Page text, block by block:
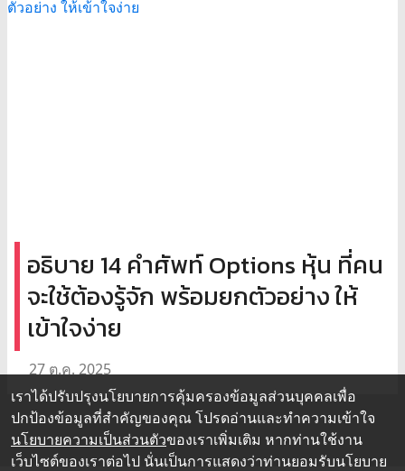
อธิบาย 14 คำศัพท์ Options หุ้น ที่คน
จะใช้ต้องรู้จัก พร้อมยกตัวอย่าง ให้
เข้าใจง่าย
27 ต.ค. 2025
เราได้ปรับปรุงนโยบายการคุ้มครองข้อมูลส่วนบุคคลเพื่อ
ปกป้องข้อมูลที่สำคัญของคุณ โปรดอ่านและทำความเข้าใจ
นโยบายความเป็นส่วนตัวของเราเพิ่มเติม หากท่านใช้งาน
เว็บไซต์ของเราต่อไป นั่นเป็นการแสดงว่าท่านยอมรับนโยบาย